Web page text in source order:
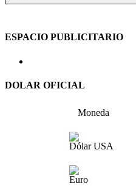
ESPACIO PUBLICITARIO
DOLAR OFICIAL
Moneda
Dólar USA
Euro